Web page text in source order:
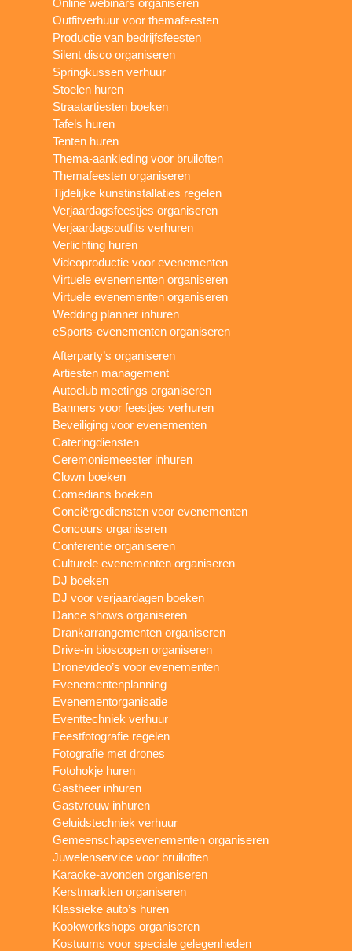
Online webinars organiseren
Outfitverhuur voor themafeesten
Productie van bedrijfsfeesten
Silent disco organiseren
Springkussen verhuur
Stoelen huren
Straatartiesten boeken
Tafels huren
Tenten huren
Thema-aankleding voor bruiloften
Themafeesten organiseren
Tijdelijke kunstinstallaties regelen
Verjaardagsfeestjes organiseren
Verjaardagsoutfits verhuren
Verlichting huren
Videoproductie voor evenementen
Virtuele evenementen organiseren
Virtuele evenementen organiseren
Wedding planner inhuren
eSports-evenementen organiseren
Afterparty’s organiseren
Artiesten management
Autoclub meetings organiseren
Banners voor feestjes verhuren
Beveiliging voor evenementen
Cateringdiensten
Ceremoniemeester inhuren
Clown boeken
Comedians boeken
Conciërgediensten voor evenementen
Concours organiseren
Conferentie organiseren
Culturele evenementen organiseren
DJ boeken
DJ voor verjaardagen boeken
Dance shows organiseren
Drankarrangementen organiseren
Drive-in bioscopen organiseren
Dronevideo’s voor evenementen
Evenementenplanning
Evenementorganisatie
Eventtechniek verhuur
Feestfotografie regelen
Fotografie met drones
Fotohokje huren
Gastheer inhuren
Gastvrouw inhuren
Geluidstechniek verhuur
Gemeenschapsevenementen organiseren
Juwelenservice voor bruiloften
Karaoke-avonden organiseren
Kerstmarkten organiseren
Klassieke auto’s huren
Kookworkshops organiseren
Kostuums voor speciale gelegenheden